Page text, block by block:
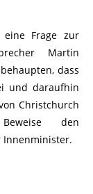
Frage zur
Martin
dass
und daraufhin
Christchurch
den
Innenminister.